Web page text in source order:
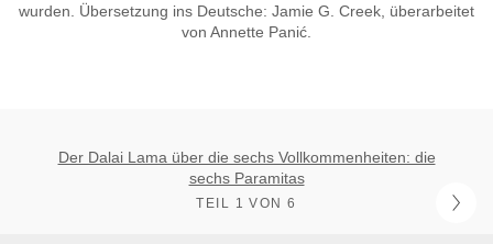
wurden. Übersetzung ins Deutsche: Jamie G. Creek, überarbeitet
von Annette Panić.
Der Dalai Lama über die sechs Vollkommenheiten: die
sechs Paramitas
TEIL 1 VON 6